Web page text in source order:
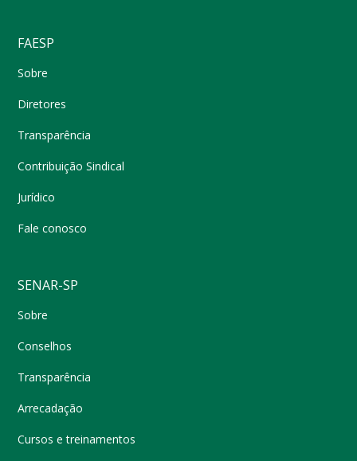
FAESP
Sobre
Diretores
Transparência
Contribuição Sindical
Jurídico
Fale conosco
SENAR-SP
Sobre
Conselhos
Transparência
Arrecadação
Cursos e treinamentos